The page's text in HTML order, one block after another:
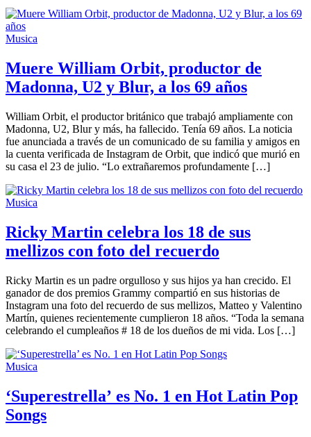
Musica
Muere William Orbit, productor de
Madonna, U2 y Blur, a los 69 años
William Orbit, el productor británico que trabajó ampliamente con
Madonna, U2, Blur y más, ha fallecido. Tenía 69 años. La noticia
fue anunciada a través de un comunicado de su familia y amigos en
la cuenta verificada de Instagram de Orbit, que indicó que murió en
su casa el 23 de julio. “Lo extrañaremos profundamente […]
Musica
Ricky Martin celebra los 18 de sus
mellizos con foto del recuerdo
Ricky Martin es un padre orgulloso y sus hijos ya han crecido. El
ganador de dos premios Grammy compartió en sus historias de
Instagram una foto del recuerdo de sus mellizos, Matteo y Valentino
Martín, quienes recientemente cumplieron 18 años. “Toda la semana
celebrando el cumpleaños # 18 de los dueños de mi vida. Los […]
Musica
‘Superestrella’ es No. 1 en Hot Latin Pop
Songs